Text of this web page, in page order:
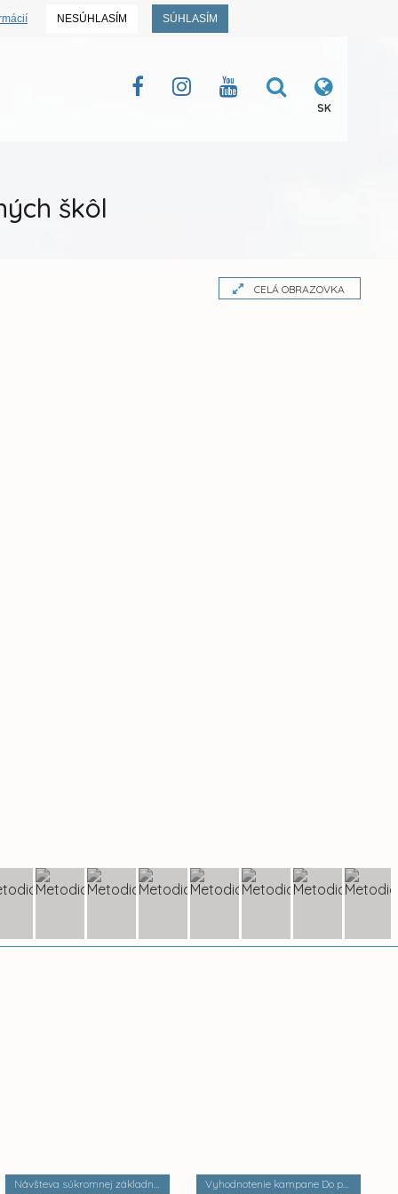
NESÚHLASÍM SÚHLASÍM
SK
škôl
CELÁ OBRAZOVKA
Návšteva súkromnej základnej školy Palackého Vyhodnotenie kampane Do práce na bicykli